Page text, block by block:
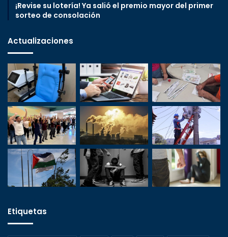
¡Revise su lotería! Ya salió el premio mayor del primer
sorteo de consolación
Actualizaciones
Etiquetas